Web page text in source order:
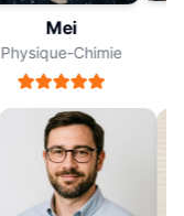
Mei
Physique-Chimie